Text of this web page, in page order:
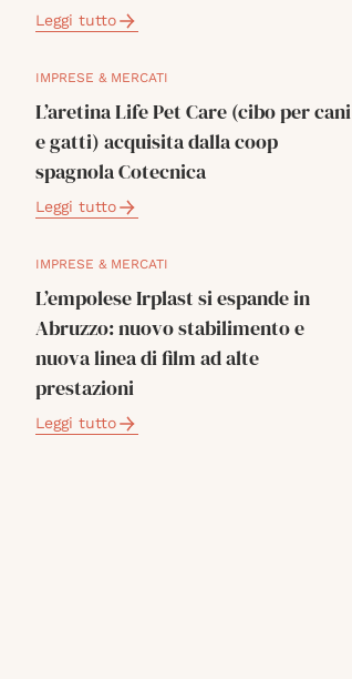
Leggi tutto
IMPRESE & MERCATI
L’aretina Life Pet Care (cibo per cani
e gatti) acquisita dalla coop
spagnola Cotecnica
Leggi tutto
IMPRESE & MERCATI
L’empolese Irplast si espande in
Abruzzo: nuovo stabilimento e
nuova linea di film ad alte
prestazioni
Leggi tutto